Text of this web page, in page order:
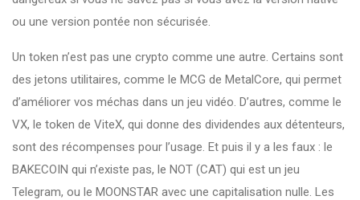
ou une version pontée non sécurisée.
Un token n’est pas une crypto comme une autre. Certains sont
des jetons utilitaires, comme le MCG de MetalCore, qui permet
d’améliorer vos méchas dans un jeu vidéo. D’autres, comme le
VX, le token de ViteX, qui donne des dividendes aux détenteurs,
sont des récompenses pour l’usage. Et puis il y a les faux : le
BAKECOIN qui n’existe pas, le NOT (CAT) qui est un jeu
Telegram, ou le MOONSTAR avec une capitalisation nulle. Les